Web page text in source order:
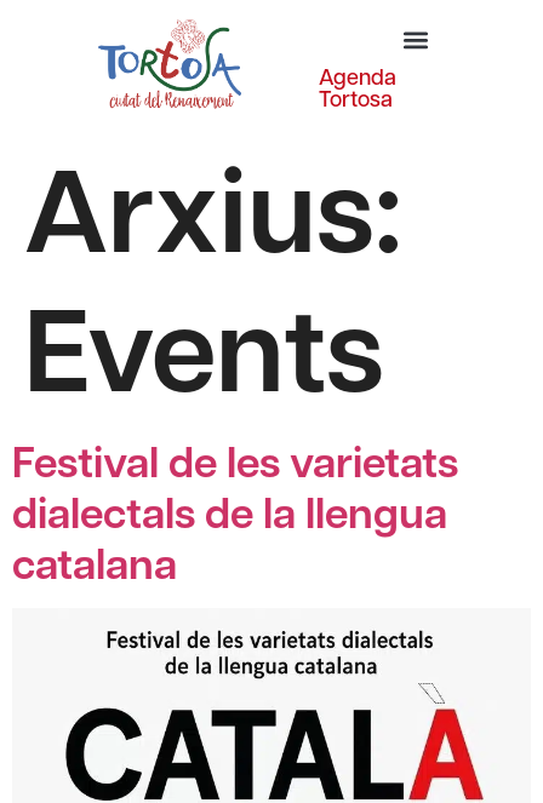
Agenda
Tortosa
Arxius:
Events
Festival de les varietats
dialectals de la llengua
catalana